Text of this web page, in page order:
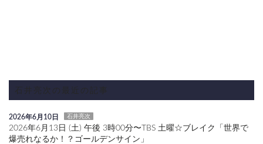
石井亮次の最近の記事
2026年6月10日 石井亮次
2026年6月13日 (土) 午後 3時00分〜TBS 土曜☆ブレイク「世界で
爆売れなるか！？ゴールデンサイン」